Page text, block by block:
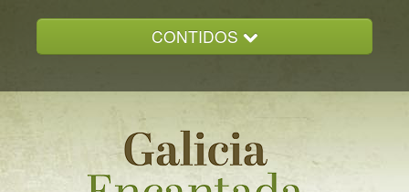
CONTIDOS
GALICIA ENCANTADA
DOCUMENTACION
NOVAS